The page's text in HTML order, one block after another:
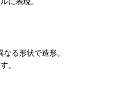
る形状で造形。
。